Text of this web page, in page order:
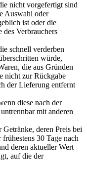
nicht vorgefertigt sind
Auswahl oder
ist oder die
Verbrauchers
schnell verderben
würde,
die aus Gründen
nicht zur Rückgabe
der Lieferung entfernt
diese nach der
mit anderen
deren Preis bei
30 Tage nach
deren aktueller Wert
auf die der